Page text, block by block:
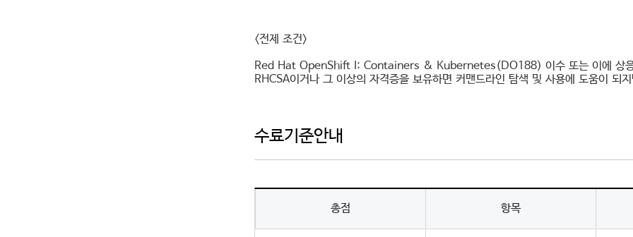
<전제 조건>
Red Hat OpenShift I: Containers & Kubernetes(DO188) 이수 또는 이에 상응
RHCSA이거나 그 이상의 자격증을 보유하면 커맨드라인 탐색 및 사용에 도움이 되
수료기준안내
총점 항목